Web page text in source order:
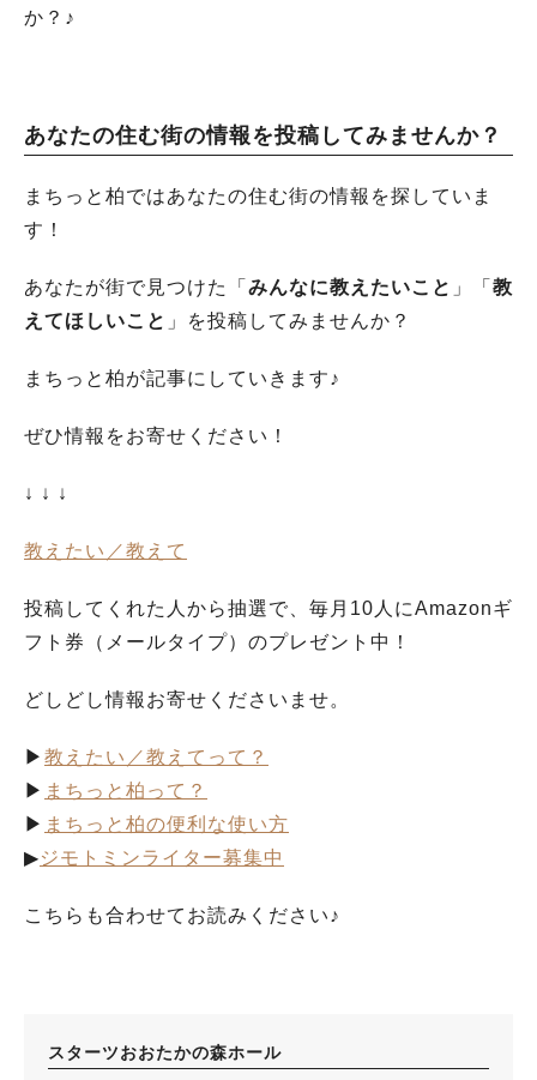
か？♪
あなたの住む街の情報を投稿してみませんか？
まちっと柏ではあなたの住む街の情報を探していま
す！
あなたが街で見つけた「 みんなに教えたいこと 」「 教
えてほしいこと 」を投稿してみませんか？
まちっと柏が記事にしていきます♪
ぜひ情報をお寄せください！
↓ ↓ ↓
教えたい／教えて
投稿してくれた人から抽選で、毎月10人にAmazonギ
フト券（メールタイプ）のプレゼント中！
どしどし情報お寄せくださいませ。
▶︎ 教えたい／教えてって？
▶︎ まちっと柏って？
▶︎ まちっと柏の便利な使い方
▶︎ジモトミンライター募集中
こちらも合わせてお読みください♪
スターツおおたかの森ホール